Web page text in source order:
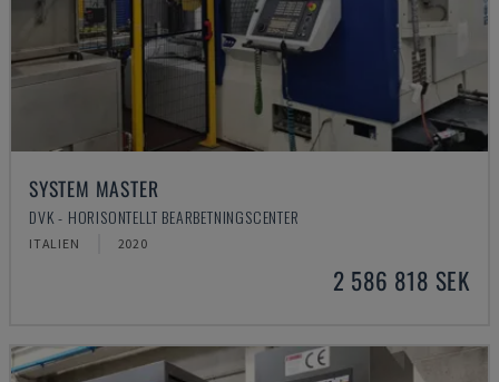
SYSTEM MASTER
DVK - HORISONTELLT BEARBETNINGSCENTER
ITALIEN 2020
2 586 818 SEK